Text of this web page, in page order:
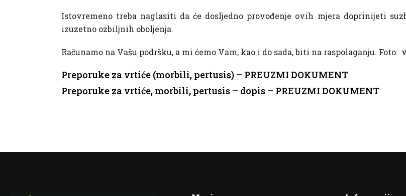
Istovremeno treba naglasiti da će dosljedno provođenje ovih mjera doprinijeti
izuzetno ozbiljnih oboljenja.
Računamo na Vašu podršku, a mi ćemo Vam, kao i do sada, biti na raspolaganju. Foto:
Preporuke za vrtiće (morbili, pertusis) – PREUZMI DOKUMENT
Preporuke za vrtiće, morbili, pertusis – dopis – PREUZMI DOKUMENT